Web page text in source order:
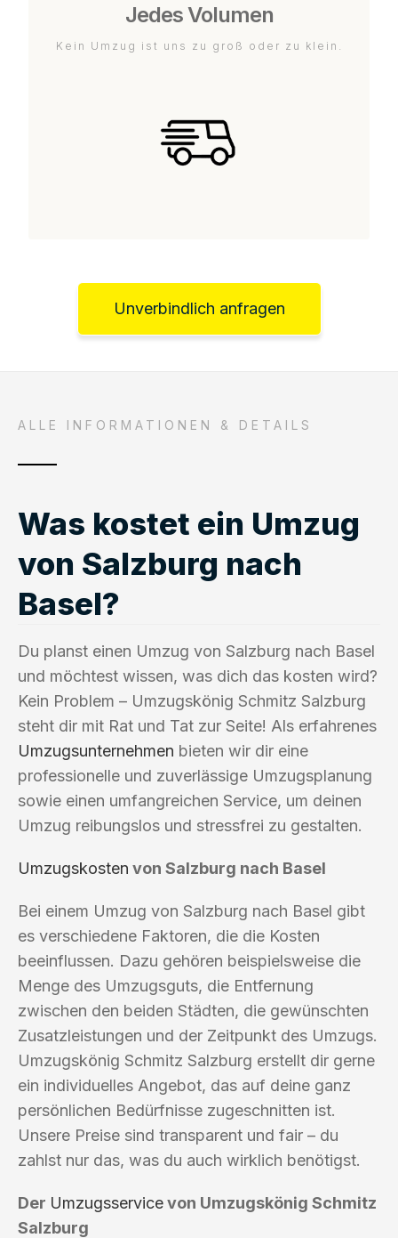
Jedes Volumen
Kein Umzug ist uns zu groß oder zu klein.
Unverbindlich anfragen
ALLE INFORMATIONEN & DETAILS
Was kostet ein Umzug
von Salzburg nach
Basel?
Du planst einen Umzug von Salzburg nach Basel
und möchtest wissen, was dich das kosten wird?
Kein Problem – Umzugskönig Schmitz Salzburg
steht dir mit Rat und Tat zur Seite! Als erfahrenes
Umzugsunternehmen bieten wir dir eine
professionelle und zuverlässige Umzugsplanung
sowie einen umfangreichen Service, um deinen
Umzug reibungslos und stressfrei zu gestalten.
Umzugskosten von Salzburg nach Basel
Bei einem Umzug von Salzburg nach Basel gibt
es verschiedene Faktoren, die die Kosten
beeinflussen. Dazu gehören beispielsweise die
Menge des Umzugsguts, die Entfernung
zwischen den beiden Städten, die gewünschten
Zusatzleistungen und der Zeitpunkt des Umzugs.
Umzugskönig Schmitz Salzburg erstellt dir gerne
ein individuelles Angebot, das auf deine ganz
persönlichen Bedürfnisse zugeschnitten ist.
Unsere Preise sind transparent und fair – du
zahlst nur das, was du auch wirklich benötigst.
Der Umzugsservicevon Umzugskönig Schmitz
Salzburg